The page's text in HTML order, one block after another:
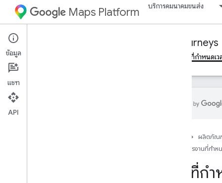
Maps Platform บริการคมนาคมขนส่ง
Mobility Services Journeys
ภาพรวม จัดการงานที่กําหนดเว
ผลิตภัณ
จัดการงานที่กําห
งานที่ก
ข้อมูล
แชท
API